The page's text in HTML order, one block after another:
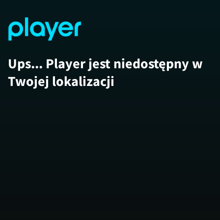
Ups... Player jest niedostępny w
Twojej lokalizacji